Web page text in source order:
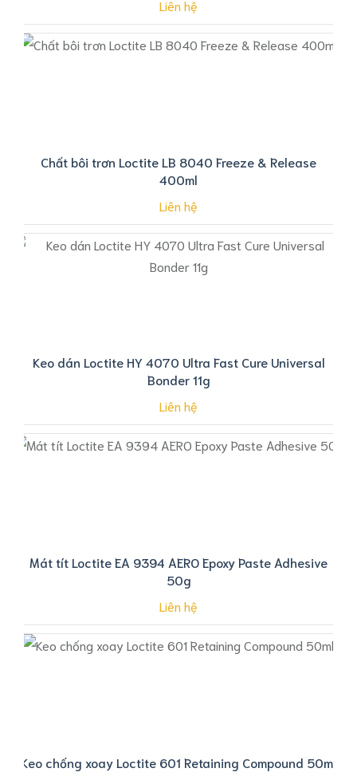
Liên hệ
Chất bôi trơn Loctite LB 8040 Freeze & Release
400ml
Liên hệ
Keo dán Loctite HY 4070 Ultra Fast Cure Universal
Bonder 11g
Liên hệ
Mát tít Loctite EA 9394 AERO Epoxy Paste Adhesive
50g
Liên hệ
Keo chống xoay Loctite 601 Retaining Compound 50ml